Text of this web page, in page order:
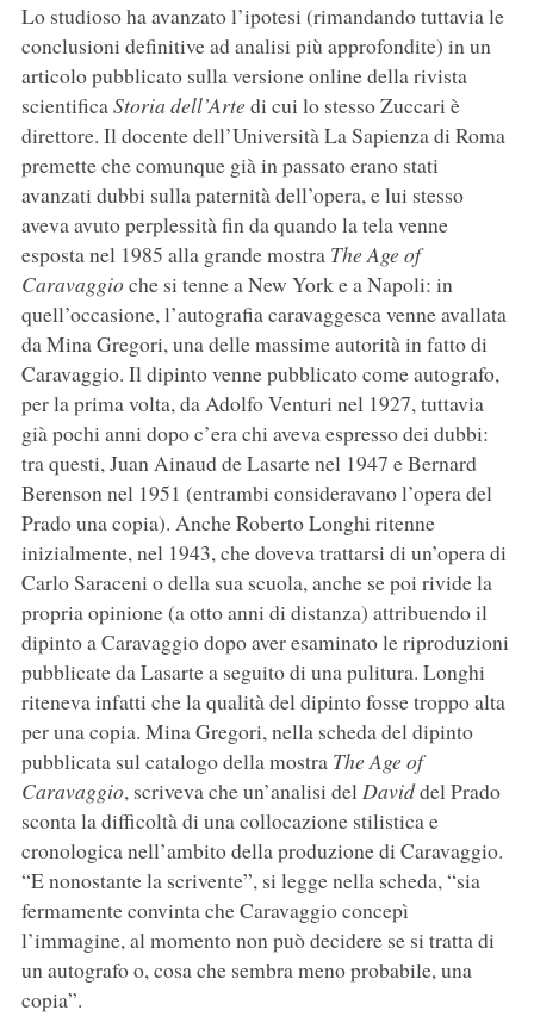
Lo studioso ha avanzato l’ipotesi (rimandando tuttavia le
conclusioni definitive ad analisi più approfondite) in un
articolo pubblicato sulla versione online della rivista
scientificaStoria dell’Artedi cui lo stesso Zuccari è
direttore. Il docente dell’Università La Sapienza di Roma
premette che comunque già in passato erano stati
avanzati dubbi sulla paternità dell’opera, e lui stesso
aveva avuto perplessità fin da quando la tela venne
esposta nel 1985 alla grande mostra The Age of
Caravaggioche si tenne a New York e a Napoli: in
quell’occasione, l’autografia caravaggesca venne avallata
da Mina Gregori, una delle massime autorità in fatto di
Caravaggio. Il dipinto venne pubblicato come autografo,
per la prima volta, da Adolfo Venturi nel 1927, tuttavia
già pochi anni dopo c’era chi aveva espresso dei dubbi:
tra questi, Juan Ainaud de Lasarte nel 1947 e Bernard
Berenson nel 1951 (entrambi consideravano l’opera del
Prado una copia). Anche Roberto Longhi ritenne
inizialmente, nel 1943, che doveva trattarsi di un’opera di
Carlo Saraceni o della sua scuola, anche se poi rivide la
propria opinione (a otto anni di distanza) attribuendo il
dipinto a Caravaggio dopo aver esaminato le riproduzioni
pubblicate da Lasarte a seguito di una pulitura. Longhi
riteneva infatti che la qualità del dipinto fosse troppo alta
per una copia. Mina Gregori, nella scheda del dipinto
pubblicata sul catalogo della mostra The Age of
Caravaggio, scriveva che un’analisi delDaviddel Prado
sconta la difficoltà di una collocazione stilistica e
cronologica nell’ambito della produzione di Caravaggio.
“E nonostante la scrivente”, si legge nella scheda, “sia
fermamente convinta che Caravaggio concepì
l’immagine, al momento non può decidere se si tratta di
un autografo o, cosa che sembra meno probabile, una
copia”.